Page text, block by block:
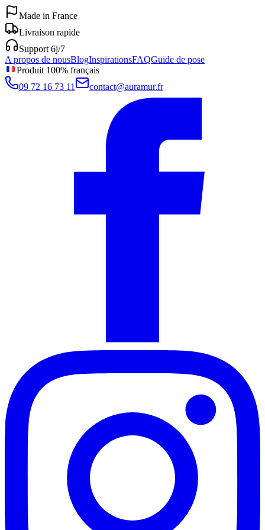
Made in France
Livraison rapide
Support 6j/7
A propos de nousBlogInspirationsFAQGuide de pose
Produit 100% français
09 72 16 73 11
contact@auramur.fr